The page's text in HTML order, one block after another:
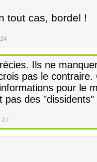
tout cas, bordel !
Ils ne
pas le
pour le
pas des